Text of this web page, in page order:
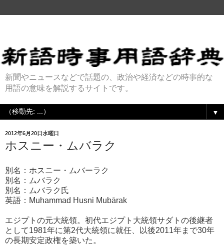
新聞やニュースなどで話題の、政治や経済などの時事的な
用語の意味を解説するサイトです。
▼
2012年6月20日水曜日
ホスニー・ムバラク
別名：ホスニー・ムバーラク
別名：ムバラク
別名：ムバラク氏
英語：Muhammad Husni Mubārak
エジプトの元大統領。初代エジプト大統領サダトの後継者
として1981年に第2代大統領に就任、以後2011年まで30年
の長期安定政権を築いた。